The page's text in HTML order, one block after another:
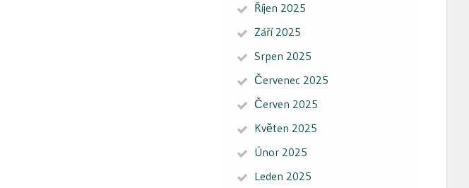
Říjen 2025
Září 2025
Srpen 2025
Červenec 2025
Červen 2025
Květen 2025
Únor 2025
Leden 2025